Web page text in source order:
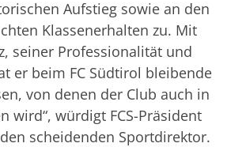
Aufstieg sowie an den
Klassenerhalten zu. Mit
seiner Professionalität und
er beim FC Südtirol bleibende
von denen der Club auch in
wird“, würdigt FCS-Präsident
scheidenden Sportdirektor.